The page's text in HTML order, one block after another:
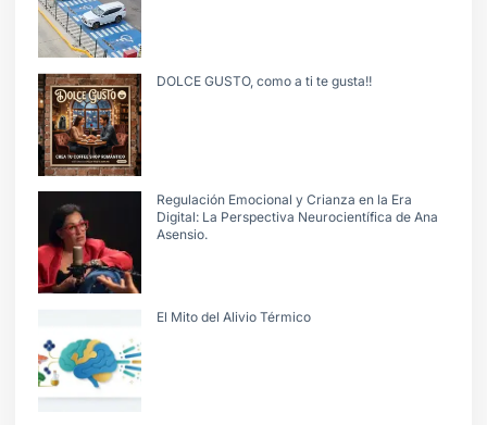
DOLCE GUSTO, como a ti te gusta!!
Regulación Emocional y Crianza en la Era
Digital: La Perspectiva Neurocientífica de Ana
Asensio.
El Mito del Alivio Térmico